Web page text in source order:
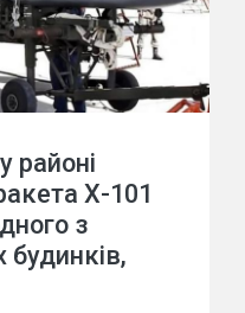
районі
Х-101
з
будинків,